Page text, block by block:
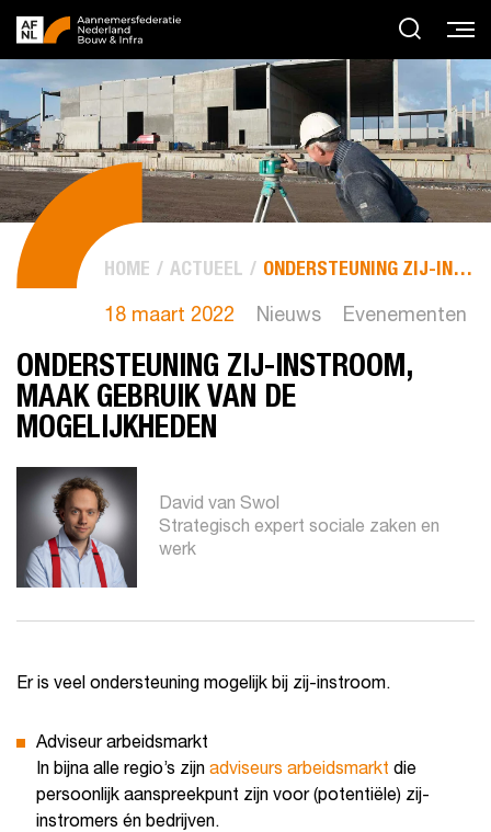
HOME ACTUEEL ONDERSTEUNING ZIJ-INSTROOM, MAAK GEBRUIK VAN DE...
18 maart 2022 Nieuws Evenementen
ONDERSTEUNING ZIJ-INSTROOM,
MAAK GEBRUIK VAN DE
MOGELIJKHEDEN
David van Swol
Strategisch expert sociale zaken en
werk
Er is veel ondersteuning mogelijk bij zij-instroom.
Adviseur arbeidsmarkt
In bijna alle regio’s zijn adviseurs arbeidsmarkt die
persoonlijk aanspreekpunt zijn voor (potentiële) zij-
instromers én bedrijven.